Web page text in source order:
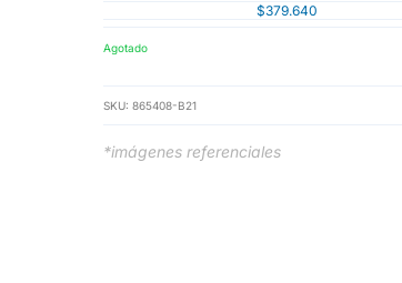
$379.640
Agotado
SKU: 865408-B21
*imágenes referenciales